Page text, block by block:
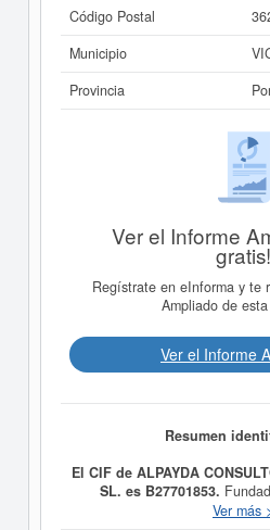
Código Postal
Municipio
Provincia
Ver el Informe
gratis!
Regístrate en eInforma y te
Ampliado de
Ver el Informe
Resumen
El CIF de ALPAYDA
SL. es B27701853.
ALPAYDA Ver más